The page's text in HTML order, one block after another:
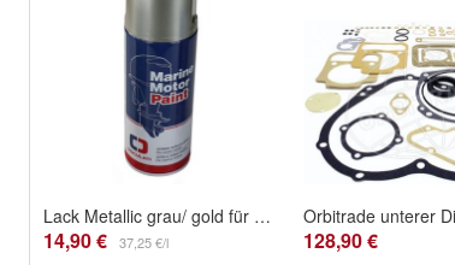
Lack Metallic grau/ gold für Aussenborder Honda Marine bis Baujahr 2012 Bootsmotor
14,90 € 37,25 €/l 128,90 €